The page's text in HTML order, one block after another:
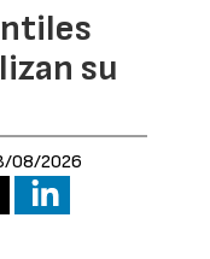
su
08/2026